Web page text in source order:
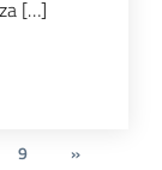
[…]
9 »